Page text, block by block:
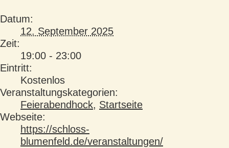
Datum:
12. September 2025
Zeit:
19:00 - 23:00
Eintritt:
Kostenlos
Veranstaltungskategorien:
Feierabendhock, Startseite
Webseite:
https://schloss-
blumenfeld.de/veranstaltungen/